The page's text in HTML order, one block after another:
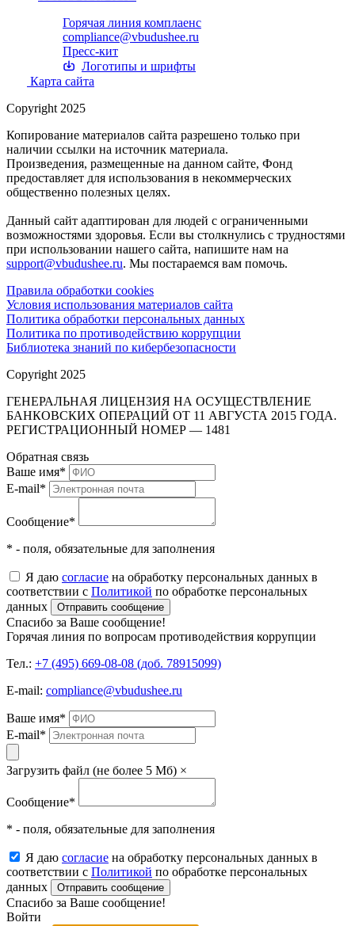
Горячая линия комплаенс
compliance@vbudushee.ru
Пресс-кит
Логотипы и шрифты
Карта сайта
Copyright 2025
Копирование материалов сайта разрешено только при
наличии ссылки на источник материала.
Произведения, размещенные на данном сайте, Фонд
предоставляет для использования в некоммерческих
общественно полезных целях.
Данный сайт адаптирован для людей с ограниченными
возможностями здоровья. Если вы столкнулись с трудностями
при использовании нашего сайта, напишите нам на
support@vbudushee.ru. Мы постараемся вам помочь.
Правила обработки cookies
Условия использования материалов сайта
Политика обработки персональных данных
Политика по противодействию коррупции
Библиотека знаний по кибербезопасности
Copyright 2025
ГЕНЕРАЛЬНАЯ ЛИЦЕНЗИЯ НА ОСУЩЕСТВЛЕНИЕ
БАНКОВСКИХ ОПЕРАЦИЙ ОТ 11 АВГУСТА 2015 ГОДА.
РЕГИСТРАЦИОННЫЙ НОМЕР — 1481
Обратная связь
Ваше имя*
E-mail*
Сообщение*
* - поля, обязательные для заполнения
Я даю согласие на обработку персональных данных в
соответствии с Политикой по обработке персональных
данных
Отправить сообщение
Спасибо за Ваше сообщение!
Горячая линия по вопросам противодействия коррупции
Тел.: +7 (495) 669-08-08 (доб. 78915099)
E-mail: compliance@vbudushee.ru
Ваше имя*
E-mail*
Загрузить файл (не более 5 Мб) ×
Сообщение*
* - поля, обязательные для заполнения
Я даю согласие на обработку персональных данных в
соответствии с Политикой по обработке персональных
данных
Отправить сообщение
Спасибо за Ваше сообщение!
Войти